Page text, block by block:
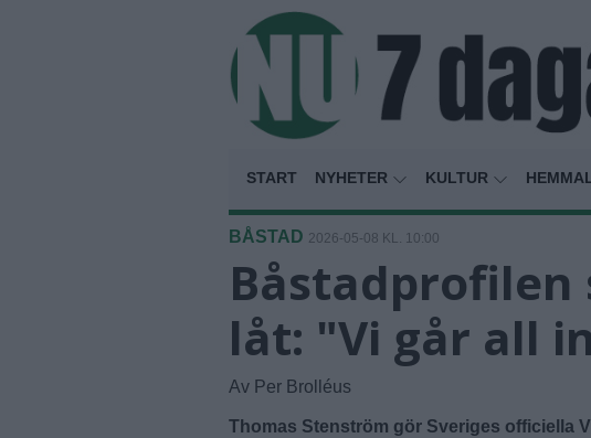
START NYHETER KULTUR
BÅSTAD 2026-05-08 KL. 10:00
Båstadprofilen
låt: "Vi går all
Av Per Brolléus
Thomas Stenström gör Sveriges officiella